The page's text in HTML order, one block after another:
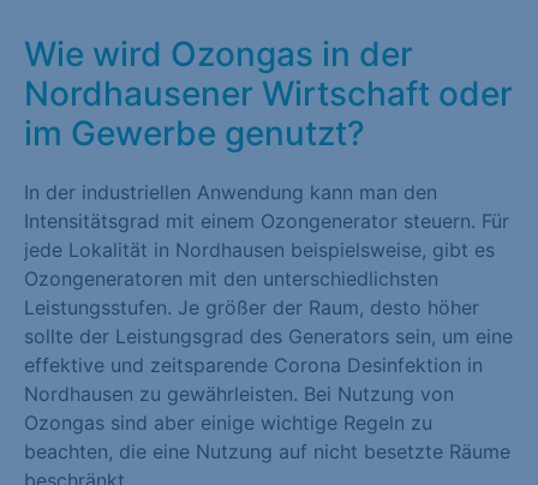
Wie wird Ozongas in der
Nordhausener Wirtschaft oder
im Gewerbe genutzt?
In der industriellen Anwendung kann man den
Intensitätsgrad mit einem Ozongenerator steuern. Für
jede Lokalität in Nordhausen beispielsweise, gibt es
Ozongeneratoren mit den unterschiedlichsten
Leistungsstufen. Je größer der Raum, desto höher
sollte der Leistungsgrad des Generators sein, um eine
effektive und zeitsparende Corona Desinfektion in
Nordhausen zu gewährleisten. Bei Nutzung von
Ozongas sind aber einige wichtige Regeln zu
beachten, die eine Nutzung auf nicht besetzte Räume
beschränkt.